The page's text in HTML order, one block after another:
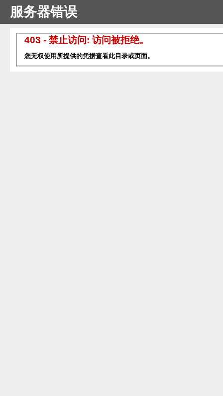
服务器错误
403 - 禁止访问: 访问被拒绝。
您无权使用所提供的凭据查看此目录或页面。